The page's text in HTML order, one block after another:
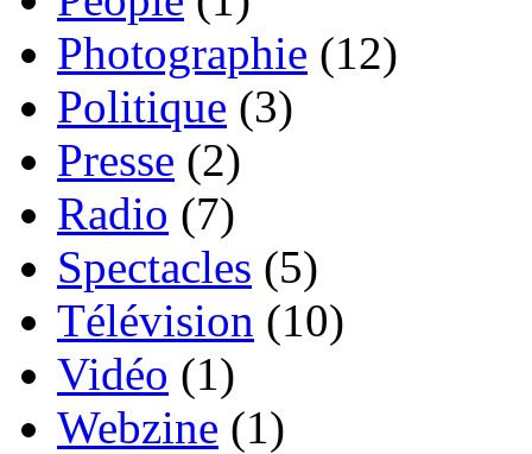
Photographie (12)
Politique (3)
Presse (2)
Radio (7)
Spectacles (5)
Télévision (10)
Vidéo (1)
Webzine (1)